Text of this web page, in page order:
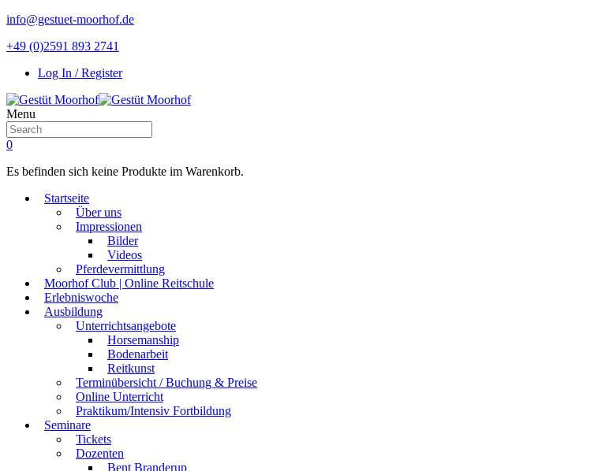
info@gestuet-moorhof.de
+49 (0)2591 893 2741
Log In / Register
Menu
0
Es befinden sich keine Produkte im Warenkorb.
Startseite
Über uns
Impressionen
Bilder
Videos
Pferdevermittlung
Moorhof Club | Online Reitschule
Erlebniswoche
Ausbildung
Unterrichtsangebote
Horsemanship
Bodenarbeit
Reitkunst
Terminübersicht / Buchung & Preise
Online Unterricht
Praktikum/Intensiv Fortbildung
Seminare
Tickets
Dozenten
Bent Branderup